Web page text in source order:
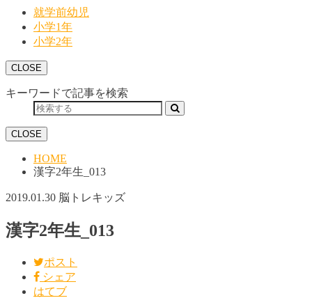
就学前幼児
小学1年
小学2年
CLOSE
キーワードで記事を検索
CLOSE
HOME
漢字2年生_013
2019.01.30 脳トレキッズ
漢字2年生_013
ポスト
シェア
はてブ